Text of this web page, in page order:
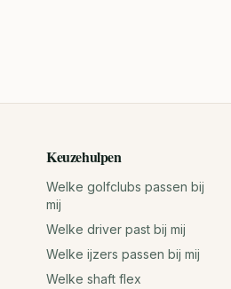
Keuzehulpen
Welke golfclubs passen bij
mij
Welke driver past bij mij
Welke ijzers passen bij mij
Welke shaft flex